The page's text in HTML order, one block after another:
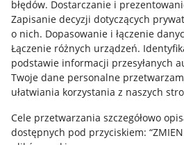
błędów. Dostarczanie i
Zapisanie decyzji dotyczących
o nich. Dopasowanie i łączenie
Łączenie różnych urządzeń.
podstawie informacji przesyłanych
Twoje dane personalne
ułatwiania korzystania z naszych
Cele przetwarzania szczegółowo
dostępnych pod przyciskiem:
Udostępnianie lokalizacji
Informacje dla Aktu o Usługach
Pobierz aplikację